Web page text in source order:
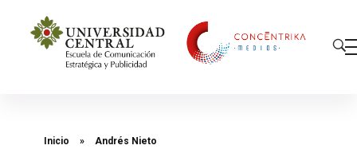
Inicio » Andrés Nieto